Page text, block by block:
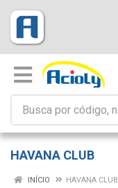
HAVANA CLUB
INÍCIO HAVANA CLUB